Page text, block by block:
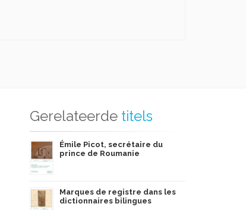
Gerelateerde titels
Émile Picot, secrétaire du
prince de Roumanie
Marques de registre dans les
dictionnaires bilingues